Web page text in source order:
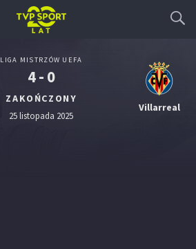
LIGA MISTRZÓW UEFA
4 - 0
ZAKOŃCZONY
25 listopada 2025
Villarreal